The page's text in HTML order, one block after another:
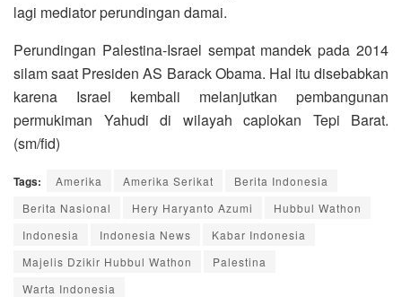
lagi mediator perundingan damai.
Perundingan Palestina-Israel sempat mandek pada 2014
silam saat Presiden AS Barack Obama. Hal itu disebabkan
karena Israel kembali melanjutkan pembangunan
permukiman Yahudi di wilayah caplokan Tepi Barat.
(sm/fid)
Tags: Amerika Amerika Serikat
Berita Indonesia
Berita Nasional
Hery Haryanto Azumi
Hubbul Wathon
Indonesia
Indonesia News
Kabar Indonesia
Majelis Dzikir Hubbul Wathon
Palestina
Warta Indonesia